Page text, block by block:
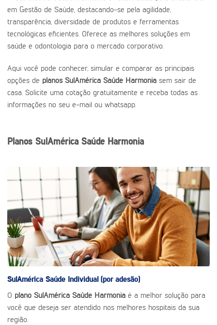
em Gestão de Saúde, destacando-se pela agilidade,
transparência, diversidade de produtos e ferramentas
tecnológicas eficientes. Oferece as melhores soluções em
saúde e odontologia para o mercado corporativo.
Aqui você pode conhecer, simular e comparar as principais
opções de planos SulAmérica Saúde Harmonia sem sair de
casa. Solicite uma cotação gratuitamente e receba todas as
informações no seu e-mail ou whatsapp.
Planos SulAmérica Saúde Harmonia
SulAmérica Saúde Individual (por adesão)
O plano SulAmérica Saúde Harmonia é a melhor solução para
você que deseja ser atendido nos melhores hospitais da sua
região.